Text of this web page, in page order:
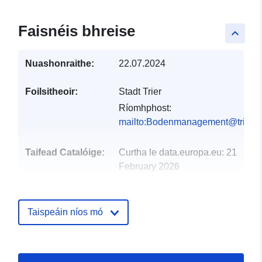
keyboard_arrow_up
Faisnéis bhreise
Nuashonraithe: 22.07.2024
Foilsitheoir:
Stadt Trier
Ríomhphost:
Taifead Catalóige: Curtha le data.europa.eu: 21
February 2026
Spásúil: Comhordanáidí:
6.755924, 49.861523 ], [
Taispeáin níos mó